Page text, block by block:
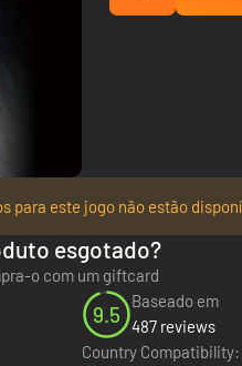
para este jogo não estão
esgotado?
o com um giftcard
9.5
Baseado em
487 reviews
Country Compatibility: